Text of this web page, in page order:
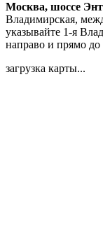
Москва, шоссе
Владимирская,
указывайте 1-я
направо и прямо до
загрузка карты...